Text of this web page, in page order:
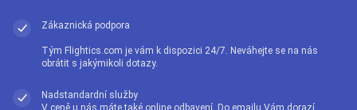
Zákaznická podpora
Tým Flightics.com je vám k dispozici 24/7. Neváhejte se na nás
obrátit s jakýmikoli dotazy.
Nadstandardní služby
V ceně u nás máte také online odbavení. Do emailu Vám dorazí